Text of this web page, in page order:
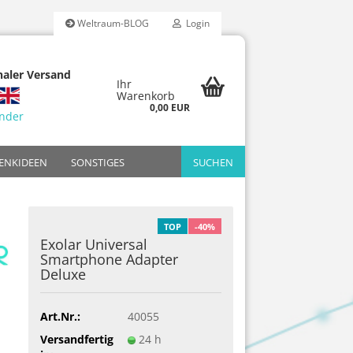
Weltraum-BLOG Login
Versand
Ihr
Warenkorb
0,00 EUR
Celestron
Meade
Omegon
Breitbandfilter
H-Beta Filter
OIII-Filter
UHC-Filter
SONSTIGES
Reduzierte Retourware
SUCHEN
TOP -40%
Exolar Universal
Smartphone Adapter
Deluxe
Art.Nr.:
40055
Versandfertig
24 h